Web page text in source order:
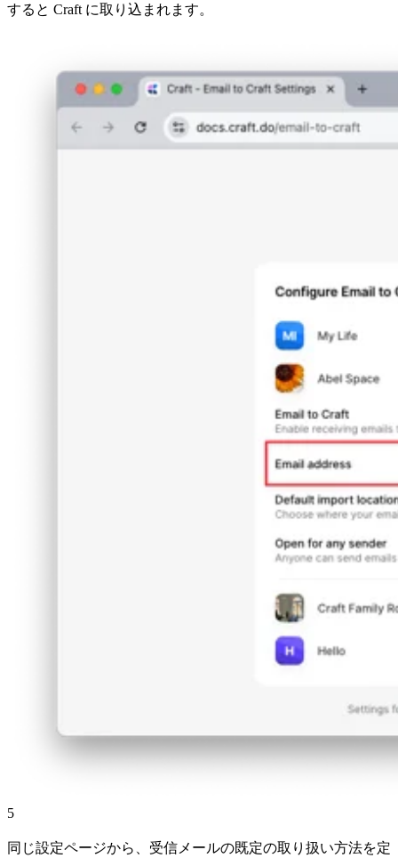
すると Craft に取り込まれます。
5
同じ設定ページから、受信メールの既定の取り扱い方法を定